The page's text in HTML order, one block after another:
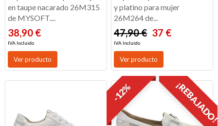
en taupe nacarado 26M315
de MYSOFT....
38,90 €
IVA Incluido
Ver producto
y platino para mujer
26M264 de...
47,90 € 37 €
IVA Incluido
Ver producto
-12%